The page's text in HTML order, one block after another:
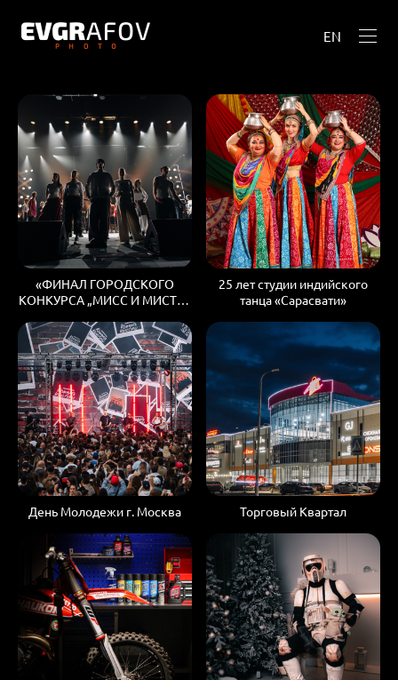
EN
«ФИНАЛ ГОРОДСКОГО
КОНКУРСА „МИСС И МИСТЕР
2026»
25 лет студии индийского
танца «Сарасвати»
День Молодежи г. Москва Торговый Квартал